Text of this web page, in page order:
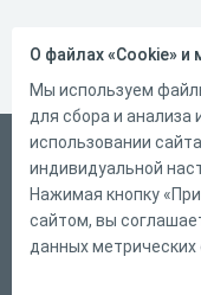
Русский
Справка
Форма
О файлах «Cookie» и
Мы используем
для сбора и
использовании
индивидуальной
Нажимая кнопку
сайтом, вы
данных метрических